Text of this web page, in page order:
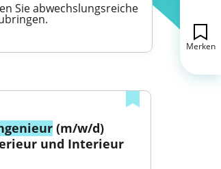
Sie abwechslungsreiche
(m/w/d)
und Interieur
Merken